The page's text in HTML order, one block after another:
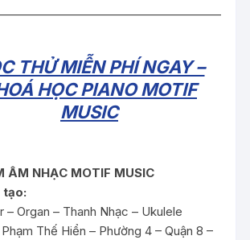
THỬ MIỄN PHÍ NGAY –
HỌC PIANO MOTIF
MUSIC
ÂM NHẠC MOTIF MUSIC
tạo:
– Organ – Thanh Nhạc – Ukulele
Thế Hiển – Phường 4 – Quận 8 –